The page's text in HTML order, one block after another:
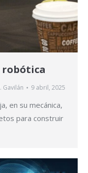
robótica
Gavilán 9 abril, 2025
en su mecánica,
para construir